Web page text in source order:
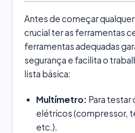
Antes de começar
crucial ter as ferramentas
ferramentas adequadas
segurança e facilita o
lista básica:
Multímetro: Para
elétricos (compressor,
etc.).